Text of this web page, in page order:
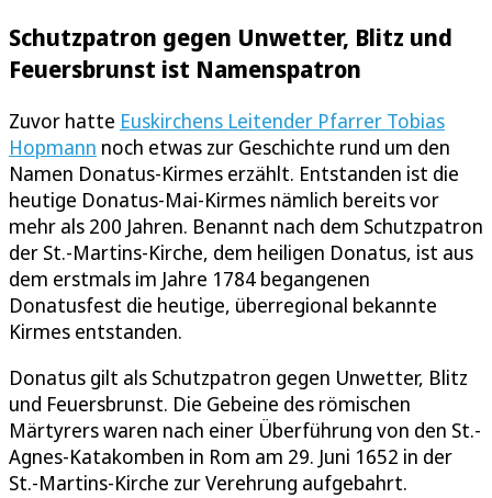
Schutzpatron gegen Unwetter, Blitz und
Feuersbrunst ist Namenspatron
Zuvor hatte Euskirchens Leitender Pfarrer Tobias
Hopmann noch etwas zur Geschichte rund um den
Namen Donatus-Kirmes erzählt. Entstanden ist die
heutige Donatus-Mai-Kirmes nämlich bereits vor
mehr als 200 Jahren. Benannt nach dem Schutzpatron
der St.-Martins-Kirche, dem heiligen Donatus, ist aus
dem erstmals im Jahre 1784 begangenen
Donatusfest die heutige, überregional bekannte
Kirmes entstanden.
Donatus gilt als Schutzpatron gegen Unwetter, Blitz
und Feuersbrunst. Die Gebeine des römischen
Märtyrers waren nach einer Überführung von den St.-
Agnes-Katakomben in Rom am 29. Juni 1652 in der
St.-Martins-Kirche zur Verehrung aufgebahrt.